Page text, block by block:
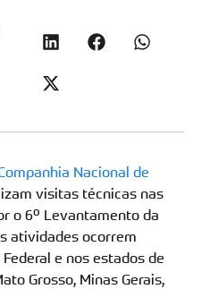
Nacional de
visitas técnicas nas
o 6º Levantamento da
atividades ocorrem
e nos estados de
Grosso, Minas Gerais,